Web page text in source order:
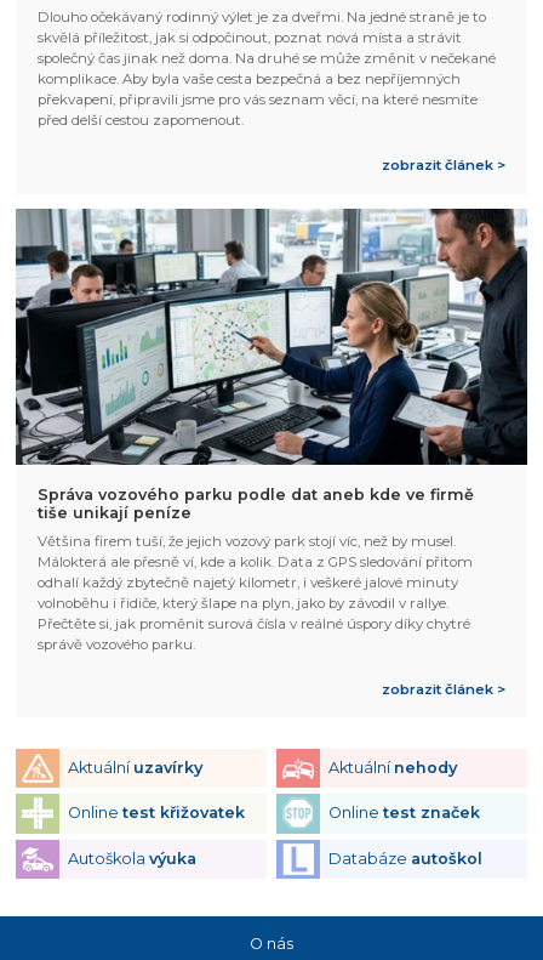
Dlouho očekávaný rodinný výlet je za dveřmi. Na jedné straně je to
skvělá příležitost, jak si odpočinout, poznat nová místa a strávit
společný čas jinak než doma. Na druhé se může změnit v nečekané
komplikace. Aby byla vaše cesta bezpečná a bez nepříjemných
překvapení, připravili jsme pro vás seznam věcí, na které nesmíte
před delší cestou zapomenout.
zobrazit článek >
Správa vozového parku podle dat aneb kde ve firmě
tiše unikají peníze
Většina firem tuší, že jejich vozový park stojí víc, než by musel.
Málokterá ale přesně ví, kde a kolik. Data z GPS sledování přitom
odhalí každý zbytečně najetý kilometr, i veškeré jalové minuty
volnoběhu i řidiče, který šlape na plyn, jako by závodil v rallye.
Přečtěte si, jak proměnit surová čísla v reálné úspory díky chytré
správě vozového parku.
zobrazit článek >
Aktuální uzavírky Aktuální nehody
Onlinetest křižovatek Onlinetest značek
Autoškola výuka Databáze autoškol
O nás